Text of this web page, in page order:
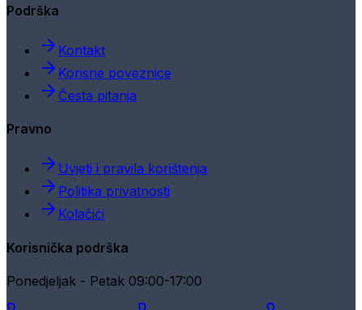
Podrška
Kontakt
Korisne poveznice
Česta pitanja
Pravno
Uvjeti i pravila korištenja
Politika privatnosti
Kolačići
Korisnička podrška
Ponedjeljak - Petak 09:00-17:00